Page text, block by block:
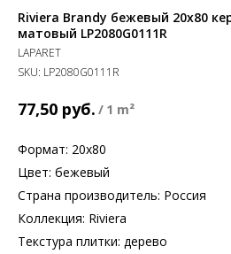
Riviera Brandy бежевый 20x80
матовый LP2080G0111R
LAPARET
SKU: LP2080G0111R
77,50 руб. / 1 m²
Формат: 20х80
Цвет: бежевый
Страна производитель: Россия
Коллекция: Riviera
Текстура плитки: дерево